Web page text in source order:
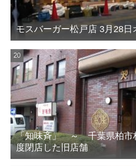
モスバーガー松戸店 3月28日
「知味斉」 ～ 千葉県柏
度閉店した旧店舗